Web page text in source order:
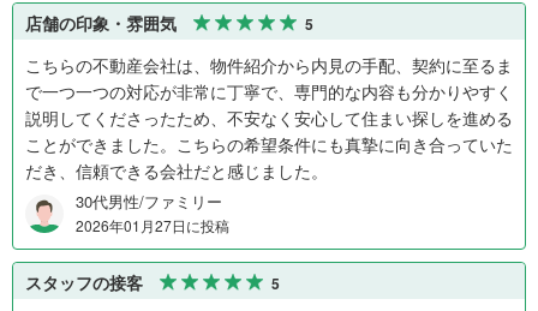
店舗の印象・雰囲気 5
こちらの不動産会社は、物件紹介から内見の手配、契約に至るま
で一つ一つの対応が非常に丁寧で、専門的な内容も分かりやすく
説明してくださったため、不安なく安心して住まい探しを進める
ことができました。こちらの希望条件にも真摯に向き合っていた
だき、信頼できる会社だと感じました。
30代男性/ファミリー
2026年01月27日に投稿
スタッフの接客 5